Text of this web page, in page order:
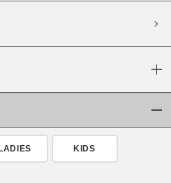
WEB限定
LADIES KIDS